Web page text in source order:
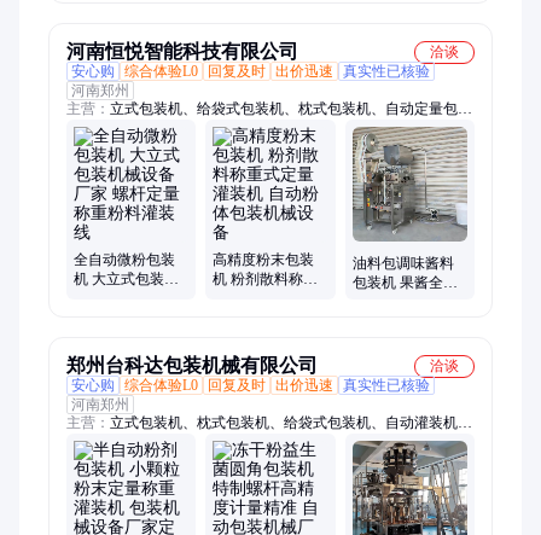
河南恒悦智能科技有限公司
洽谈
安心购
综合体验L0 回复及时 出价迅速
真实性已核验
河南郑州
主营： 立式包装机、给袋式包装机、枕式包装机、自动定量包装
秤、自动灌装机、颗粒包装机、粉末包装机、液体包装机、膏体
包装机、酱料包装机、半自动包装机、土豆粉包装机、鲜米粉包
装机、湿面条包装机、湿粉条包装机
全自动微粉包装
机 大立式包装机
高精度粉末包装
机 粉剂散料称重
油料包调味酱料
包装机 果酱全自
郑州台科达包装机械有限公司
洽谈
安心购
综合体验L0 回复及时 出价迅速
真实性已核验
河南郑州
主营： 立式包装机、枕式包装机、给袋式包装机、自动灌装机、
定量包装秤、称重包装机、定量包装机、颗粒包装机、粉末包装
机、液体包装机、酱料包装机、土豆粉包装机、膏体包装机、真
空包装机、半自动包装机